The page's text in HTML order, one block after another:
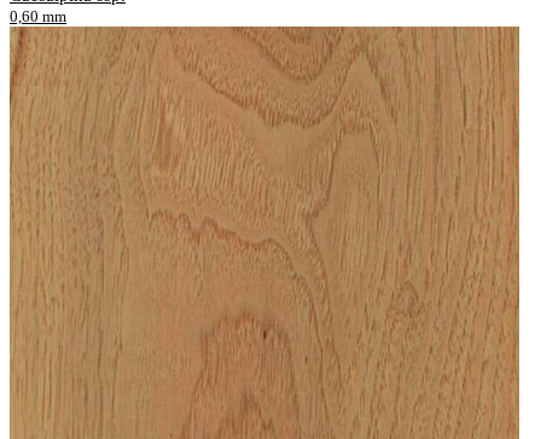
0,60 mm